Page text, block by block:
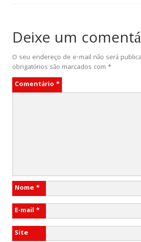
Deixe um
O seu endereço de e-mail não será
obrigatórios são marcados com *
Comentário *
Nome *
E-mail *
Site